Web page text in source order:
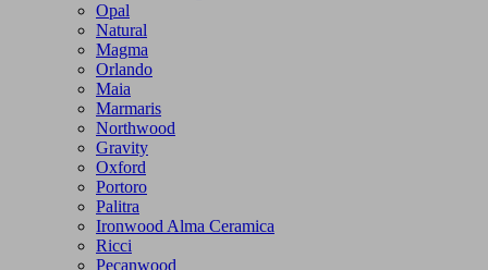
Opal
Natural
Magma
Orlando
Maia
Marmaris
Northwood
Gravity
Oxford
Portoro
Palitra
Ironwood Alma Ceramica
Ricci
Pecanwood